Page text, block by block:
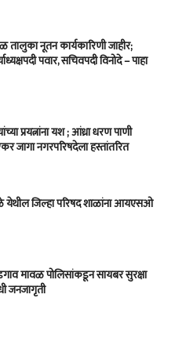
तालुका नूतन कार्यकारिणी जाहीर;
पवार, सचिवपदी विनोदे – पाहा
प्रयत्नांना यश ; आंध्रा धरण पाणी
जागा नगरपरिषदेला हस्तांतरित
जिल्हा परिषद शाळांना आयएसओ
मावळ पोलिसांकडून सायबर सुरक्षा
जनजागृती